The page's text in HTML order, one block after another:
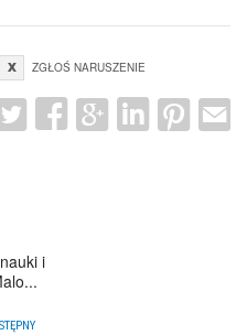
ZGŁOŚ NARUSZENIE
i